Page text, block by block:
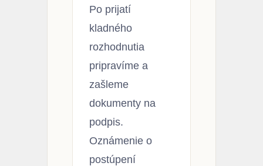
Po prijatí
kladného
rozhodnutia
pripravíme a
zašleme
dokumenty na
podpis.
Oznámenie o
postúpení